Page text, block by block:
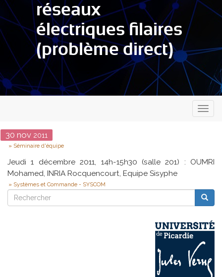
réseaux
électriques filaires
(problème direct)
Date
30 nov 2011
Type
Séminaire d'équipe
Jeudi 1 décembre 2011, 14h-15h30 (salle 201) : OUMRI
Mohamed, INRIA Rocquencourt, Equipe Sisyphe
Systèmes et Commande - SYSCOM
Rechercher
Rechercher